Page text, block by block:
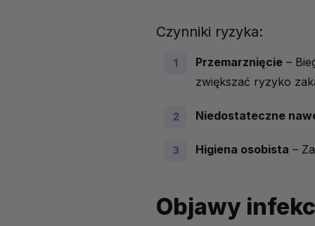
Wskazówki
Czynniki ryzyka:
Przemarznięcie –
zwiększać ryzyko
Niedostateczne
Higiena osobista –
Objawy